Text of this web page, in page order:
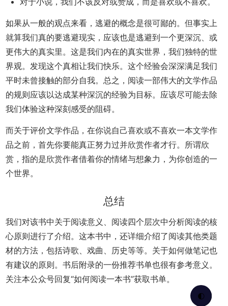
🌓
如果从一般的观点来看，逃避的概念是很可鄙的。但事实上
就算我们真的要逃避现实，应该也是逃避到一个更深沉、或
更伟大的真实里。这是我们内在的真实世界，我们独特的世
界观。发现这个真相让我们快乐。这个经验会深深满足我们
平时未曾接触的部分自我。总之，阅读一部伟大的文学作品
的规则应该以达成某种深沉的经验为目标。应该尽可能去除
我们体验这种深刻感受的阻碍。
而关于评价文学作品，在你说自己喜欢或不喜欢一本文学作
品之前，首先你要能真正努力过并欣赏作者才行。所谓欣
赏，指的是欣赏作者借着你的情绪与想象力，为你创造的一
个世界。
总结
我们对该书中关于阅读意义、阅读四个层次中分析阅读的核
心原则进行了介绍。这本书中，还详细介绍了阅读其他类题
材的方法，包括诗歌、戏曲、历史等等。关于如何做笔记也
有建议的原则。书后附录的一份推荐书单也很有参考意义。
关注本公众号回复“如何阅读一本书”获取书单。